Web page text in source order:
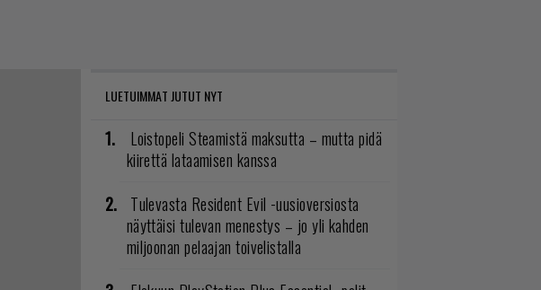
LUETUIMMAT JUTUT NYT
Loistopeli Steamistä maksutta – mutta pidä
kiirettä lataamisen kanssa
Tulevasta Resident Evil -uusioversiosta
näyttäisi tulevan menestys – jo yli kahden
miljoonan pelaajan toivelistalla